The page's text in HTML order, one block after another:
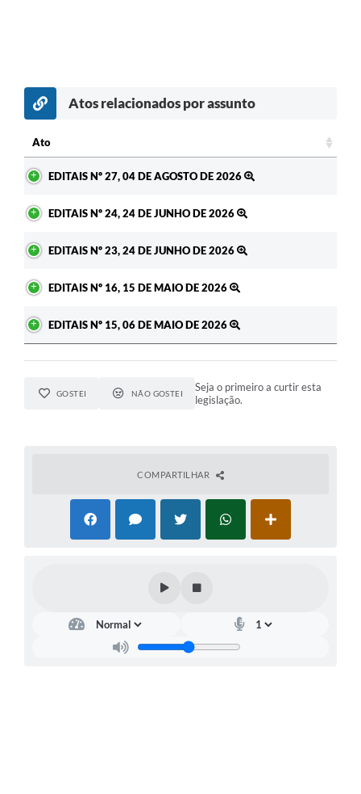
Atos relacionados por assunto
Ato
EDITAIS Nº 27, 04 DE AGOSTO DE 2026
EDITAIS Nº 24, 24 DE JUNHO DE 2026
EDITAIS Nº 23, 24 DE JUNHO DE 2026
EDITAIS Nº 16, 15 DE MAIO DE 2026
EDITAIS Nº 15, 06 DE MAIO DE 2026
GOSTEI NÃO GOSTEI
Seja o primeiro a curtir esta
legislação.
COMPARTILHAR